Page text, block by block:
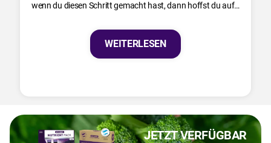
wenn du diesen Schritt gemacht hast, dann hoffst du auf…
WEITERLESEN
JETZT VERFÜGBAR